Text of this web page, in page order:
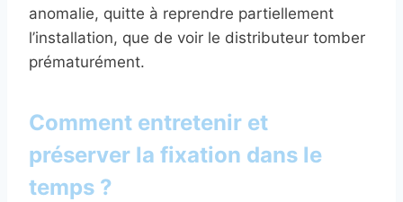
anomalie, quitte à reprendre partiellement
l’installation, que de voir le distributeur tomber
prématurément.
Comment entretenir et
préserver la fixation dans le
temps ?